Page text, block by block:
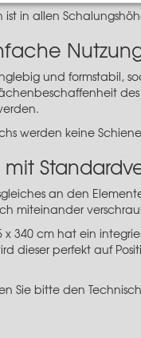
ist in allen
und formstabil,
werden keine
an den
miteinander
x 340 cm hat ein
dieser perfekt auf
Sie bitte den